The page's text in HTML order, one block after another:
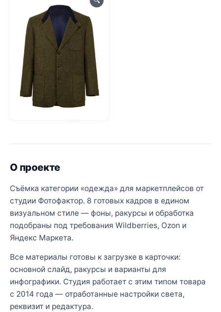
О проекте
Съёмка категории «одежда» для маркетплейсов от
студии Фотофактор. 8 готовых кадров в едином
визуальном стиле — фоны, ракурсы и обработка
подобраны под требования Wildberries, Ozon и
Яндекс Маркета.
Все материалы готовы к загрузке в карточки:
основной слайд, ракурсы и варианты для
инфографики. Студия работает с этим типом товара
с 2014 года — отработанные настройки света,
реквизит и редактура.